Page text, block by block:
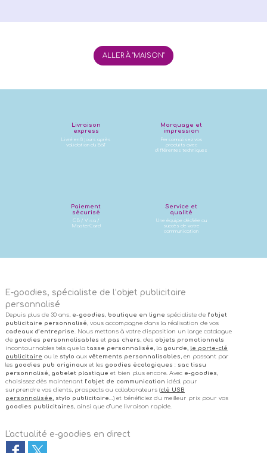
ALLER À "MAISON"
Livraison
express
Livré en 8 jours après
validation du BàT
Marquage et
impression
Personnalisez vos
produits avec
différentes techniques
Paiement
sécurisé
CB / Visa /
MasterCard
Service et
qualité
Une équipe dédiée au
succès de votre
communication
E-goodies, spécialiste de l’objet publicitaire
personnalisé
Depuis plus de 30 ans, e-goodies , boutique en ligne spécialiste de l’objet
publicitaire personnalisé , vous accompagne dans la réalisation de vos
cadeaux d’entreprise. Nous mettons à votre disposition un large catalogue
de goodies personnalisables et pas chers , des objets promotionnels
incontournables tels que la tasse personnalisée , la gourde, le porte-clé
publicitaire ou le stylo aux vêtements personnalisables , en passant par
les goodies pub originauxet les goodies écologiques : sac tissu
personnalisé, gobelet plastique et bien plus encore. Avec e-goodies ,
choisissez dès maintenant l’objet de communication idéal pour
surprendre vos clients, prospects ou collaborateurs (clé USB
personnalisée, stylo publicitaire…) et bénéficiez du meilleur prix pour vos
goodies publicitaires , ainsi que d’une livraison rapide.
L'actualité e-goodies en direct